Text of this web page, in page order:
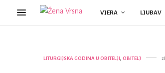
VJERA LJUBAV
LITURGIJSKA GODINA U OBITELJI, OBITELJ